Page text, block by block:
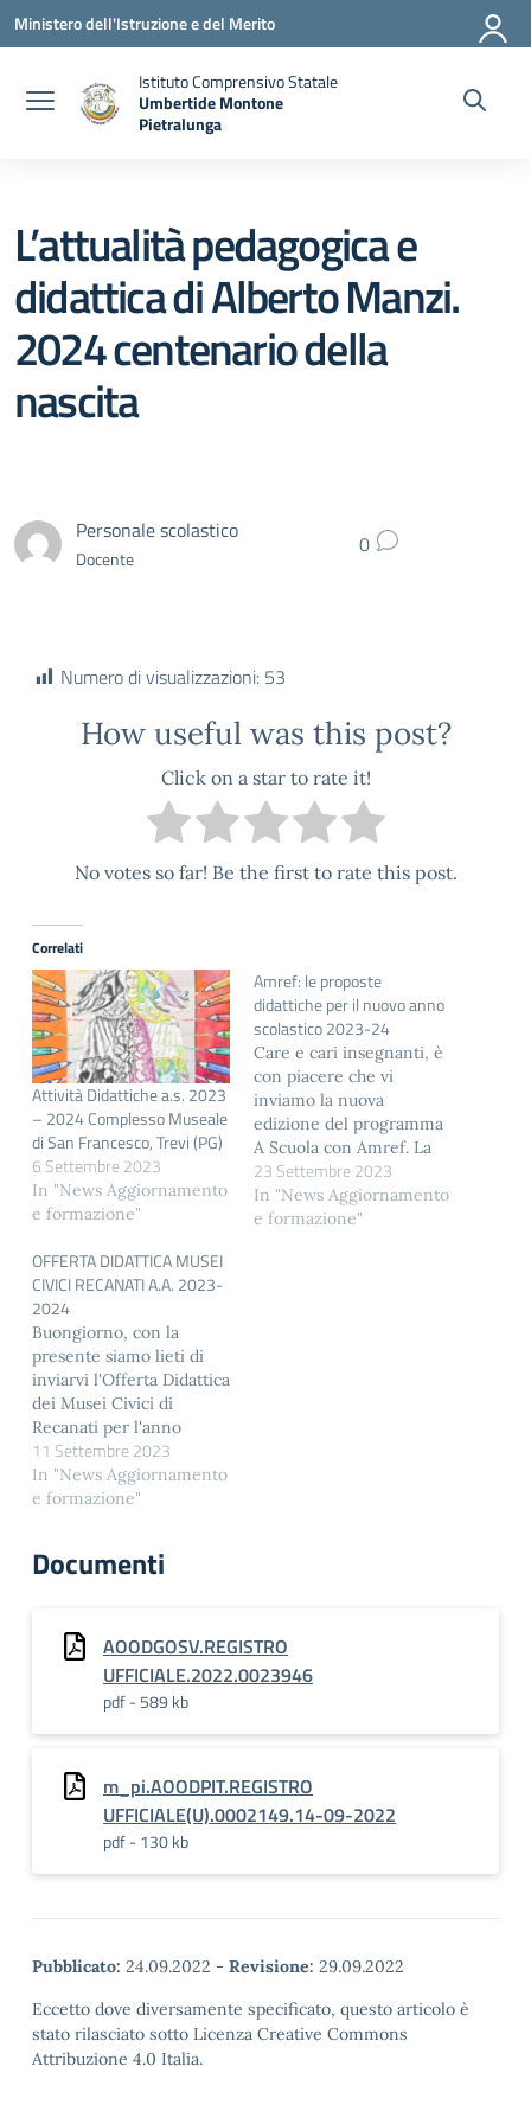
Vai ai contenuti
Vai al menu di navigazione
Vai al footer
Ministero dell'Istruzione e del Merito
Istituto Comprensivo Statale
Umbertide Montone
Pietralunga
L’attualità pedagogica e
didattica di Alberto Manzi.
2024 centenario della
nascita
Personale scolastico
Docente 0
Numero di visualizzazioni: 53
How useful was this post?
Click on a star to rate it!
No votes so far! Be the first to rate this post.
Correlati
Attività Didattiche a.s. 2023
– 2024 Complesso Museale
di San Francesco, Trevi (PG)
6 Settembre 2023
In "News Aggiornamento
e formazione"
Amref: le proposte
didattiche per il nuovo anno
scolastico 2023-24
Care e cari insegnanti, è
con piacere che vi
inviamo la nuova
edizione del programma
A Scuola con Amref. La
nuova proposta di A
Scuola con Amref per
l'anno scolastico 2023-
23 Settembre 2023
In "News Aggiornamento
e formazione"
OFFERTA DIDATTICA MUSEI
CIVICI RECANATI A.A. 2023-
2024
Buongiorno, con la
presente siamo lieti di
inviarvi l'Offerta Didattica
dei Musei Civici di
Recanati per l'anno
2023-2024. Informiamo
inoltre che il giorno
sabato 16 settembre ore
Mels si svolgerà l'open
dell'Offerta in oggetto.
Tutti i docenti possono
partecipare…
11 Settembre 2023
In "News Aggiornamento
e formazione"
Documenti
AOODGOSV.REGISTRO
UFFICIALE.2022.0023946
pdf - 589 kb
m_pi.AOODPIT.REGISTRO
UFFICIALE(U).0002149.14-09-2022
pdf - 130 kb
Pubblicato: 24.09.2022 - Revisione: 29.09.2022
Eccetto dove diversamente specificato, questo articolo è
stato rilasciato sotto Licenza Creative Commons
Attribuzione 4.0 Italia.